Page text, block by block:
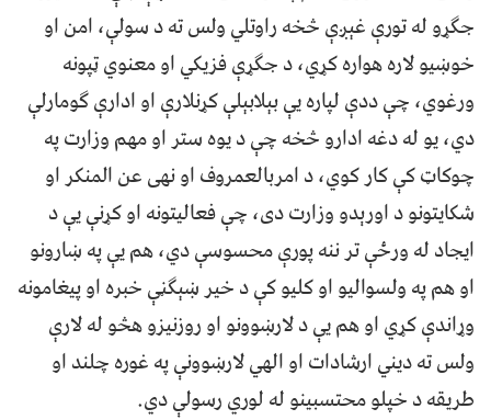
جګړو له تورې غېږې څخه راوتلي ولس ته د سولې، امن او
خوښیو لاره هواره کړي، د جګړې فزیکي او معنوي ټپونه
ورغوي، چې ددې لپاره یې بېلابېلې کړنلارې او ادارې ګومارلې
دي، یو له دغه ادارو څخه چې د یوه ستر او مهم وزارت په
چوکاټ کې کار کوي، د امربالعمروف او نهی عن المنکر او
شکایتونو د اورېدو وزارت دی، چې فعالیتونه او کړنې یې د
ایجاد له ورځې تر ننه پورې محسوسې دي، هم یې په ښارونو
او هم په ولسوالیو او کلیو کې د خیر ښېګڼې خبره او پیغامونه
وړاندې کړي او هم یې د لارښوونو او روزنیزو هڅو له لارې
ولس ته دیني ارشادات او الهي لارښوونې په غوره چلند او
طریقه د خپلو محتسبینو له لوري رسولې دي.